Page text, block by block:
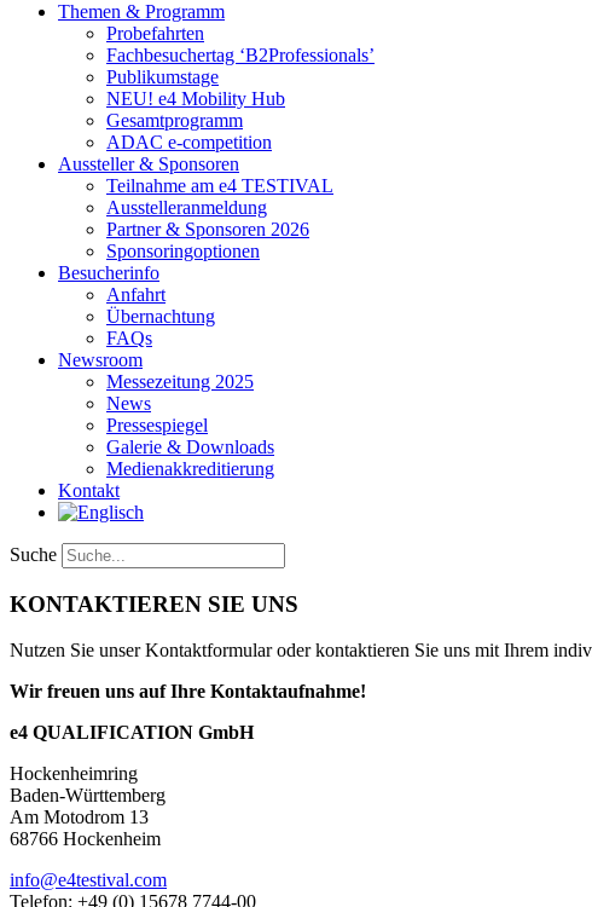
Themen & Programm
Probefahrten
Fachbesuchertag ‘B2Professionals’
Publikumstage
NEU! e4 Mobility Hub
Gesamtprogramm
ADAC e-competition
Aussteller & Sponsoren
Teilnahme am e4 TESTIVAL
Ausstelleranmeldung
Partner & Sponsoren 2026
Sponsoringoptionen
Besucherinfo
Anfahrt
Übernachtung
FAQs
Newsroom
Messezeitung 2025
News
Pressespiegel
Galerie & Downloads
Medienakkreditierung
Kontakt
Suche
KONTAKTIEREN SIE UNS
Nutzen Sie unser Kontaktformular oder kontaktieren Sie uns mit Ihrem
Wir freuen uns auf Ihre Kontaktaufnahme!
e4 QUALIFICATION GmbH
Hockenheimring
Baden-Württemberg
Am Motodrom 13
68766 Hockenheim
info@e4testival.com
Telefon: +49 (0) 15678 7744-00